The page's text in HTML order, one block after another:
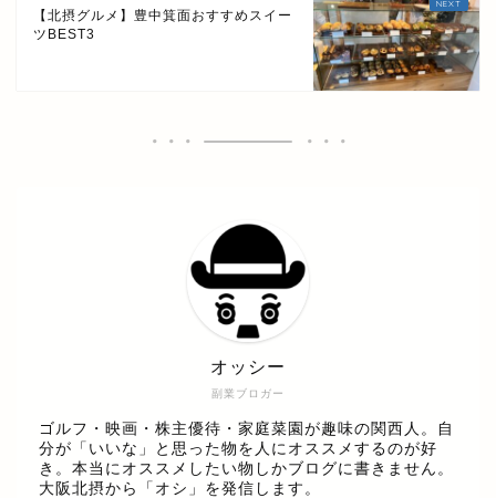
【北摂グルメ】豊中箕面おすすめスイー
ツBEST3
副業ブロガー
オッシー
ゴルフ・映画・株主優待・家庭菜園が趣味の関西人。自
分が「いいな」と思った物を人にオススメするのが好
き。本当にオススメしたい物しかブログに書きません。
大阪北摂から「オシ」を発信します。